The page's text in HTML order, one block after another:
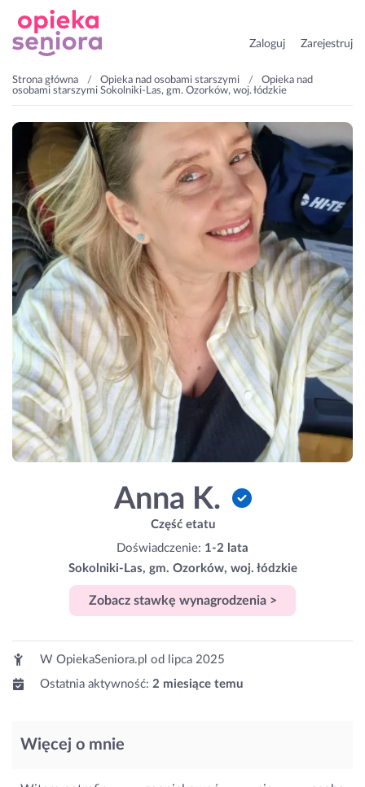
Zaloguj Zarejestruj
Strona główna Opieka nad osobami starszymi
Opieka nad
osobami starszymi Sokolniki-Las, gm. Ozorków, woj. łódzkie
Anna K.
Część etatu
Doświadczenie: 1-2 lata
Sokolniki-Las, gm. Ozorków, woj. łódzkie
Zobacz stawkę wynagrodzenia >
W OpiekaSeniora.pl od
lipca 2025
Ostatnia aktywność: 2 miesiące temu
Więcej o mnie